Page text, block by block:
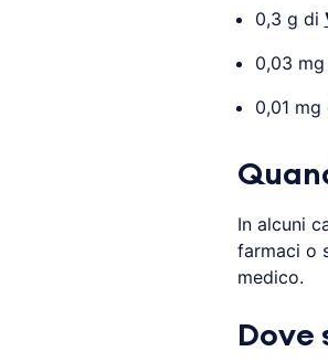
0,3 g di
0,03
0,01 mg
In alcuni
farmaci o
medico.
Dove